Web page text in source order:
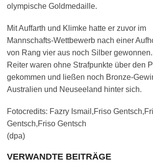
olympische Goldmedaille.
Mit Auffarth und Klimke hatte er zuvor im
Mannschafts-Wettbewerb nach einer
von Rang vier aus noch Silber
Reiter waren ohne Strafpunkte über den
gekommen und ließen noch Bronze-
Australien und Neuseeland hinter sich.
Fotocredits: Fazry Ismail,Friso
Gentsch,Friso Gentsch
(dpa)
VERWANDTE BEITRÄGE